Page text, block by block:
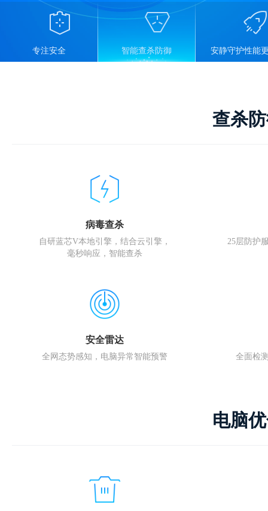
专注安全 智能查杀防御 安静守护性能
查杀
病毒查杀
自研蓝芯V本地引擎，结合云引擎，
毫秒响应，智能查杀
25层防护
安全雷达
全网态势感知，电脑异常智能预警 全面检
电脑